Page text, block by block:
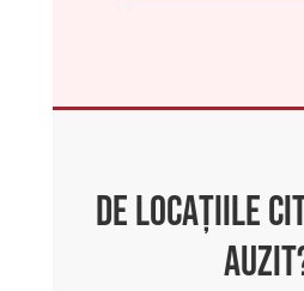
De locațiile